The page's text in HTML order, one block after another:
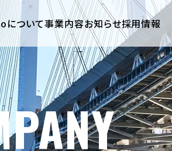
について事業内容お知らせ採用情報